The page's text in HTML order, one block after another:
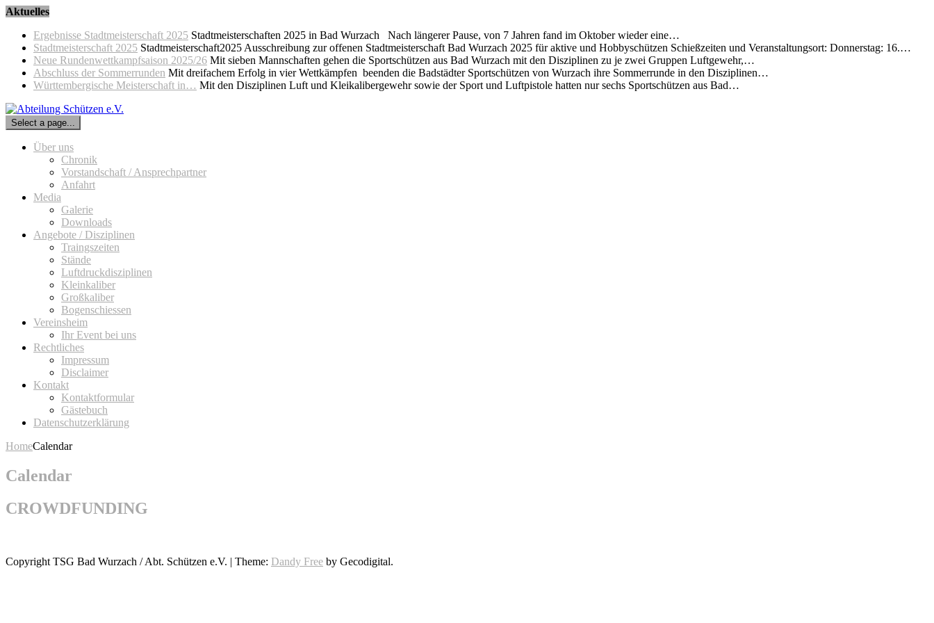
Skip
content
Aktuelles
Ergebnisse Stadtmeisterschaft 2025 Stadtmeisterschaften 2025 in Bad Wurzach Nach längerer Pause, von 7 Jahren fand im Oktober wieder eine…
Stadtmeisterschaft 2025 Stadtmeisterschaft2025 Ausschreibung zur offenen Stadtmeisterschaft Bad Wurzach 2025 für aktive und Hobbyschützen Schießzeiten und Veranstaltungsort: Donnerstag: 16.…
Neue Rundenwettkampfsaison 2025/26 Mit sieben Mannschaften gehen die Sportschützen aus Bad Wurzach mit den Disziplinen zu je zwei Gruppen Luftgewehr,…
Abschluss der Sommerrunden Mit dreifachem Erfolg in vier Wettkämpfen beenden die Badstädter Sportschützen von Wurzach ihre Sommerrunde in den Disziplinen…
Württembergische Meisterschaft in… Mit den Disziplinen Luft und Kleikalibergewehr sowie der Sport und Luftpistole hatten nur sechs Sportschützen aus Bad…
Select a page...
Über uns
Chronik
Vorstandschaft / Ansprechpartner
Anfahrt
Media
Galerie
Downloads
Angebote / Disziplinen
Traingszeiten
Stände
Luftdruckdisziplinen
Kleinkaliber
Großkaliber
Bogenschiessen
Vereinsheim
Ihr Event bei uns
Rechtliches
Impressum
Disclaimer
Kontakt
Kontaktformular
Gästebuch
Datenschutzerklärung
HomeCalendar
Calendar
CROWDFUNDING
Copyright TSG Bad Wurzach / Abt. Schützen e.V. | Theme: Dandy Free by Gecodigital.